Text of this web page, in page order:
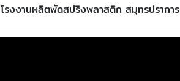
โรงงานผลิตพัดสปริงพลาสติก สมุทรปราการ